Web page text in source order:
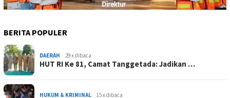
BERITA POPULER
DAERAH 29 x dibaca
HUT RI Ke 81, Camat Tanggetada: Jadikan …
HUKUM & KRIMINAL 15 x dibaca